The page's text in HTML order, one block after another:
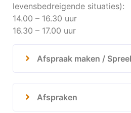
levensbedreigende situaties):
14.00 – 16.30 uur
16.30 – 17.00 uur
Afspraak maken /
Afspraken